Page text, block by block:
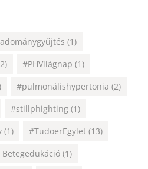
(1)
#PHVilágnap (1)
#pulmonálishypertonia (2)
#stillphighting (1)
(1) #TudoerEgylet (13)
Betegedukáció (1)